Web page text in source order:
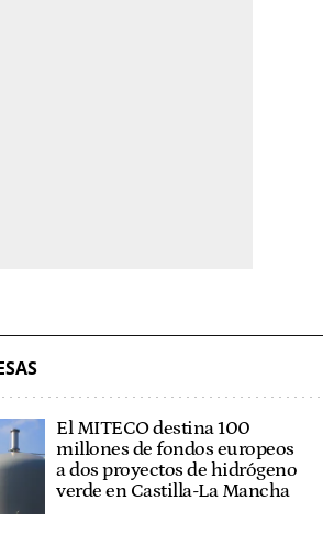
El MITECO destina 100
millones de fondos europeos
a dos proyectos de hidrógeno
verde en Castilla-La Mancha